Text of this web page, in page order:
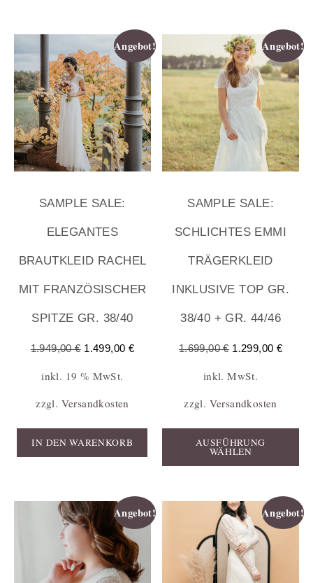
Angebot!
SAMPLE SALE:
ELEGANTES
BRAUTKLEID RACHEL
MIT FRANZÖSISCHER
SPITZE GR. 38/40
1.949,00€ 1.499,00 €
inkl. 19 % MwSt.
zzgl. Versandkosten
IN DEN WARENKORB
Angebot!
SAMPLE SALE:
SCHLICHTES EMMI
TRÄGERKLEID
INKLUSIVE TOP GR.
38/40 + GR. 44/46
1.699,00€ 1.299,00 €
inkl. MwSt.
zzgl. Versandkosten
AUSFÜHRUNG
WÄHLEN
Angebot! Angebot!